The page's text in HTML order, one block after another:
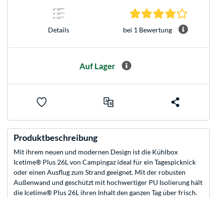
Details bei 1 Bewertung
Auf Lager
Produktbeschreibung
Mit ihrem neuen und modernen Design ist die Kühlbox
Icetime® Plus 26L von Campingaz ideal für ein Tagespicknick
oder einen Ausflug zum Strand geeignet. Mit der robusten
Außenwand und geschützt mit hochwertiger PU Isolierung hält
die Icetime® Plus 26L ihren Inhalt den ganzen Tag über frisch.